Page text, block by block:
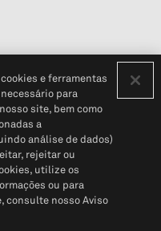
do cliente (em inglês)
© 2026 S&P Global
e ferramentas
para
site, bem como
a
análise de dados)
rejeitar ou
utilize os
ou para
consulte nosso Aviso